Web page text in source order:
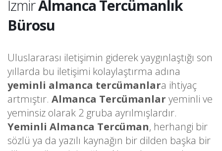
İzmirAlmanca Tercümanlık
Bürosu
Uluslararası iletişimin giderek yaygınlaştığı son
yıllarda bu iletişimi kolaylaştırma adına
yeminli almanca tercümanlara ihtiyaç
artmıştır. Almanca Tercümanlar yeminli ve
yeminsiz olarak 2 gruba ayrılmışlardır.
Yeminli Almanca Tercüman, herhangi bir
sözlü ya da yazılı kaynağın bir dilden başka bir